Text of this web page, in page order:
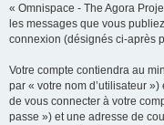
« Omnispace - The Agora
les messages que vous
connexion (désignés ci-après
Votre compte contiendra au
par « votre nom d’utilisateur
de vous connecter à votre
passe ») et une adresse de